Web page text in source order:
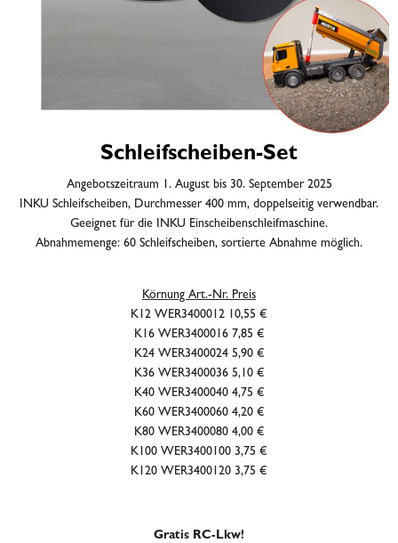
Schleifscheiben-Set
Angebotszeitraum 1. August bis 30. September 2025
INKU Schleifscheiben, Durchmesser 400 mm, doppelseitig verwendbar.
Geeignet für die INKU Einscheibenschleifmaschine.
Abnahmemenge: 60 Schleifscheiben, sortierte Abnahme möglich.
Körnung Art.-Nr. Preis
K12 WER3400012 10,55 €
K16 WER34000167,85 €
K24 WER34000245,90 €
K36 WER34000365,10 €
K40 WER34000404,75 €
K60 WER34000604,20 €
K80 WER34000804,00 €
K100 WER3400100 3,75 €
K120 WER3400120 3,75 €
Gratis RC-Lkw!